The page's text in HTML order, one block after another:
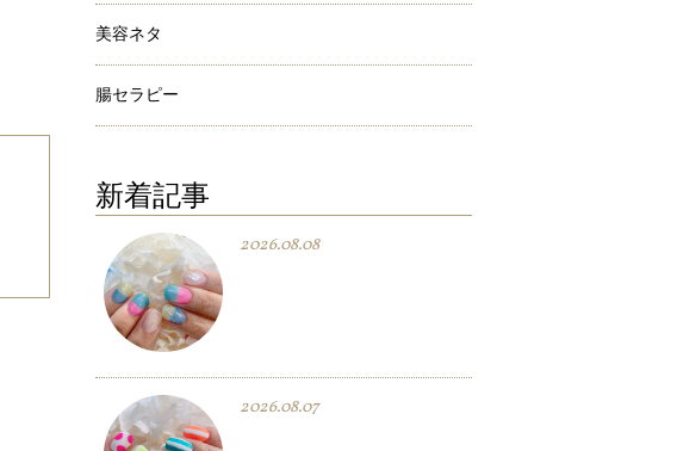
美容ネタ
腸セラピー
新着記事
2026.08.08
2026.08.07